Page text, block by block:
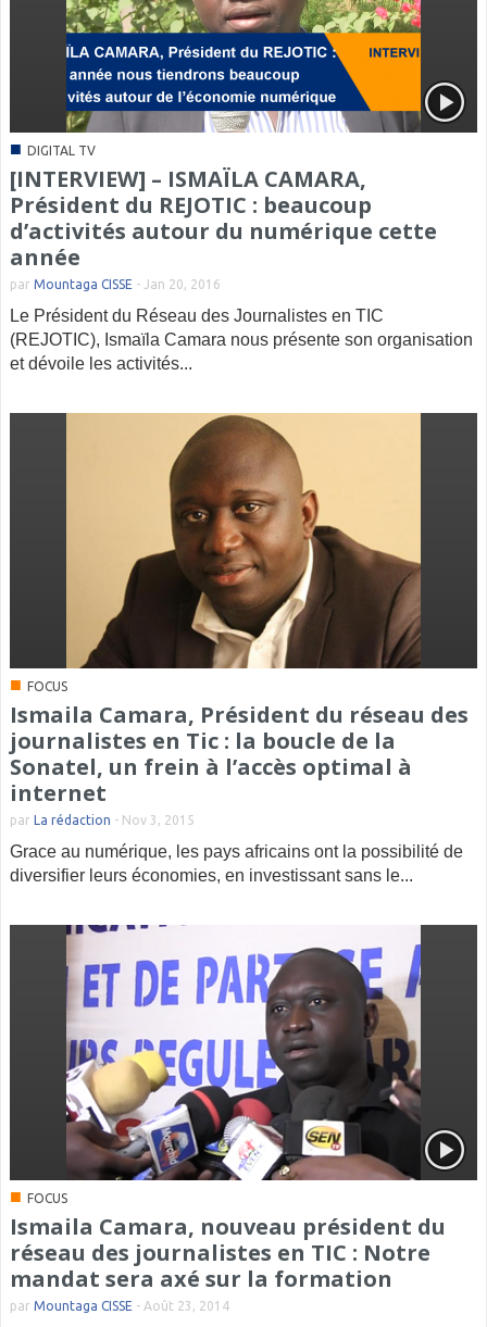
■ DIGITAL TV
[INTERVIEW] – ISMAÏLA CAMARA,
Président du REJOTIC : beaucoup
d’activités autour du numérique cette
année
par Mountaga CISSE - Jan 20, 2016
Le Président du Réseau des Journalistes en TIC
(REJOTIC), Ismaïla Camara nous présente son organisation
et dévoile les activités...
■ FOCUS
Ismaila Camara, Président du réseau des
journalistes en Tic : la boucle de la
Sonatel, un frein à l’accès optimal à
internet
par La rédaction - Nov 3, 2015
Grace au numérique, les pays africains ont la possibilité de
diversifier leurs économies, en investissant sans le...
■ FOCUS
Ismaila Camara, nouveau président du
réseau des journalistes en TIC : Notre
mandat sera axé sur la formation
par Mountaga CISSE - Août 23, 2014